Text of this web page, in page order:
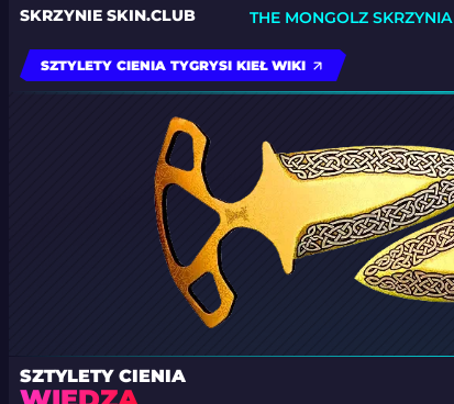
SKRZYNIE SKIN.CLUB
THE MONGOLZ SKRZYNIA
SZTYLETY CIENIA TYGRYSI KIEŁ WIKI
SZTYLETY CIENIA